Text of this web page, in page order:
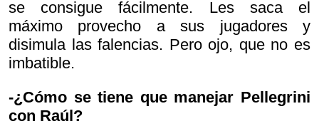
se consigue fácilmente. Les saca el
máximo provecho a sus jugadores y
disimula las falencias. Pero ojo, que no es
imbatible.
-¿Cómo se tiene que manejar Pellegrini
con Raúl?